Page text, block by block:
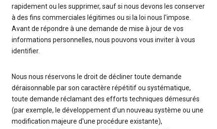
rapidement ou les supprimer, sauf si nous devons les conserver
à des fins commerciales légitimes ou si la loi nous l'impose.
Avant de répondre à une demande de mise à jour de vos
informations personnelles, nous pouvons vous inviter à vous
identifier.
Nous nous réservons le droit de décliner toute demande
déraisonnable par son caractère répétitif ou systématique,
toute demande réclamant des efforts techniques démesurés
(par exemple, le développement d'un nouveau système ou une
modification majeure d'une procédure existante),